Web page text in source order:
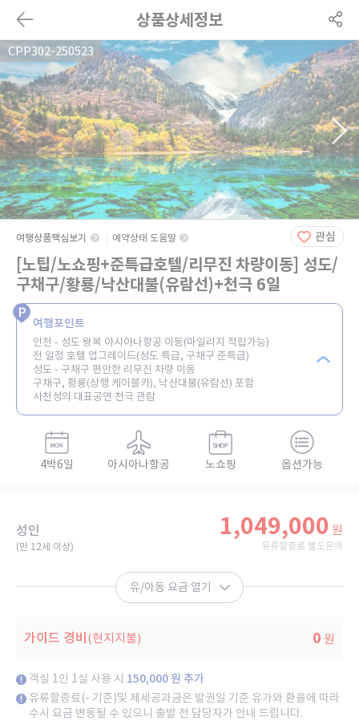
상품상세정보
CPP302-250523
여행상품핵심보기 예약상태 도움말
[노팁/노쇼핑+준특급호텔/리무진 차량이동] 성도/
구채구/황룡/낙산대불(유람선)+천극 6일
여행포인트
인천 - 성도 왕복 아시아나항공 이동(마일리지 적립가능)
전 일정 호텔 업그레이드(성도 특급, 구채구 준특급)
성도 - 구채구 편안한 리무진 차량 이동
구채구, 황룡(상행 케이블카), 낙산대불(유람선) 포함
사천성의 대표공연 천극 관람
4박6일 아시아나항공 노쇼핑 옵션가능
관심
성인
(만 12세 이상)​
1,049,000 원
유류할증료 별도문의
유/아동 요금 열기
가이드 경비 (현지지불) 0 원
객실 1인 1실 사용 시 150,000 원 추가
유류할증료(- 기준)및 제세공과금은 발권일 기준 유가와 환율에 따라
수시 요금 변동될 수 있으니 출발 전 담당자가 안내 드립니다.